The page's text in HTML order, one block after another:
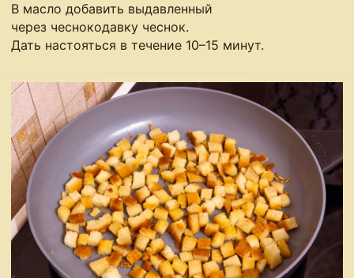
В масло добавить выдавленный
через чеснокодавку чеснок.
Дать настояться в течение 10–15 минут.